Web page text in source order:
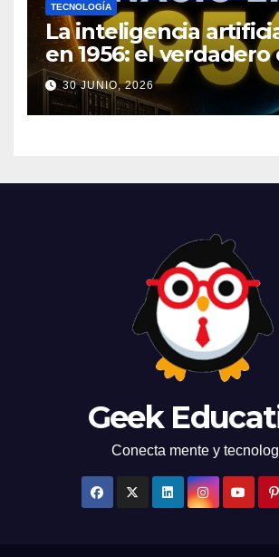
TECNOLOGÍA
La inteligencia
en 1956: el
de la IA que cambió el
mundo
30 JUNIO, 2026
Geek
Conecta mente y